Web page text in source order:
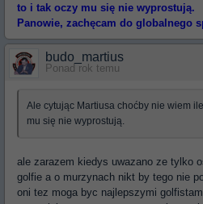
to i tak oczy mu się nie wyprostują.
Panowie, zachęcam do globalnego
budo_martius
Ponad rok temu
Ale cytując Martiusa choćby nie wiem
mu się nie wyprostują.
ale zarazem kiedys uwazano ze tylko
golfie a o murzynach nikt by tego nie
oni tez moga byc najlepszymi